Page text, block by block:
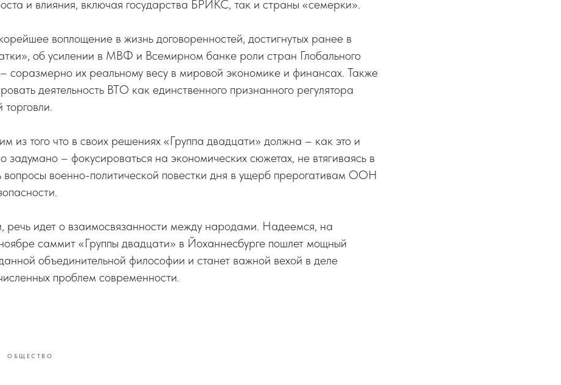
и влияния, включая государства БРИКС, так и страны «семерки».
воплощение в жизнь договоренностей, достигнутых ранее в
об усилении в МВФ и Всемирном банке роли стран Глобального
соразмерно их реальному весу в мировой экономике и финансах. Также
деятельность ВТО как единственного признанного регулятора
торговли.
из того что в своих решениях «Группа двадцати» должна – как это и
задумано – фокусироваться на экономических сюжетах, не втягиваясь в
вопросы военно-политической повестки дня в ущерб прерогативам ООН
речь идет о взаимосвязанности между народами. Надеемся, на
саммит «Группы двадцати» в Йоханнесбурге пошлет мощный
объединительной философии и станет важной вехой в деле
проблем современности.
ОБЩЕСТВО